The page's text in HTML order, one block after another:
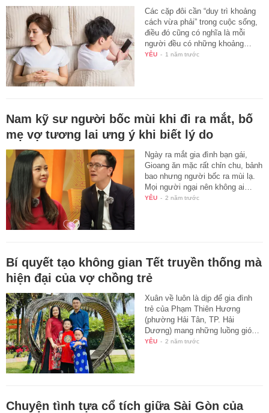
Các cặp đôi cần “duy trì khoảng
cách vừa phải” trong cuộc sống,
điều đó cũng có nghĩa là mỗi
người đều có những khoảng…
YÊU - 1 năm trước
Nam kỹ sư người bốc mùi khi đi ra mắt, bố
mẹ vợ tương lai ưng ý khi biết lý do
Ngày ra mắt gia đình bạn gái,
Gioang ăn mặc rất chỉn chu, bảnh
bao nhưng người bốc ra mùi lạ.
Mọi người ngại nên không ai…
YÊU - 2 năm trước
Bí quyết tạo không gian Tết truyền thống mà
hiện đại của vợ chồng trẻ
Xuân về luôn là dịp để gia đình
trẻ của Phạm Thiên Hương
(phường Hải Tân, TP. Hải
Dương) mang những luồng gió…
YÊU - 2 năm trước
Chuyện tình tựa cổ tích giữa Sài Gòn của